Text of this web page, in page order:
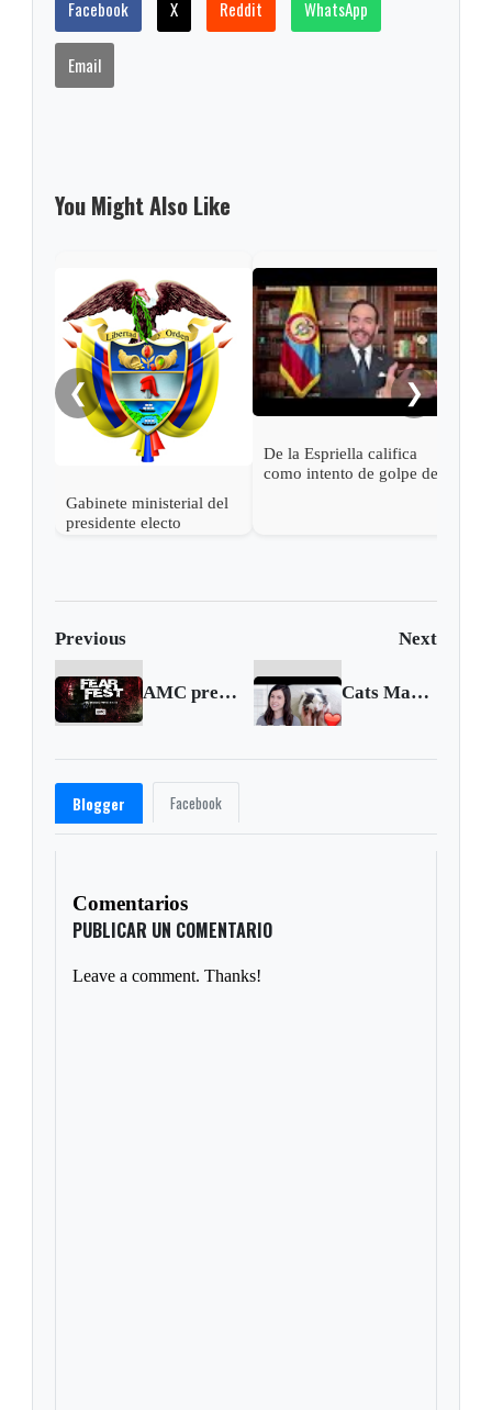
Facebook X Reddit WhatsApp
Email
You Might Also Like
❮
Gabinete ministerial del
presidente electo
De la Espriella califica
como intento de golpe de
❯
Previous Next
AMC presenta su especial “Fear Fest” Cats May Like Their Owners as Much as Dogs
Blogger Facebook
Comentarios
PUBLICAR UN COMENTARIO
Leave a comment. Thanks!